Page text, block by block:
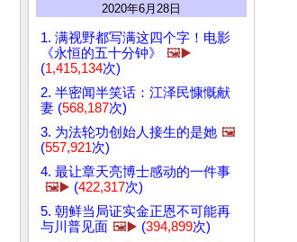
2020年6月28日
1. 满视野都写满这四个字！电影
《永恒的五十分钟》
🖼️▶️
(1,415,134次)
2. 半密闻半笑话：江泽民慷慨献
妻 (568,187次)
3. 为法轮功创始人接生的是她 🖼️
(557,921次)
4. 最让章天亮博士感动的一件事
🖼️▶️ (422,317次)
5. 朝鲜当局证实金正恩不可能再
与川普见面 🖼️▶️ (394,899次)